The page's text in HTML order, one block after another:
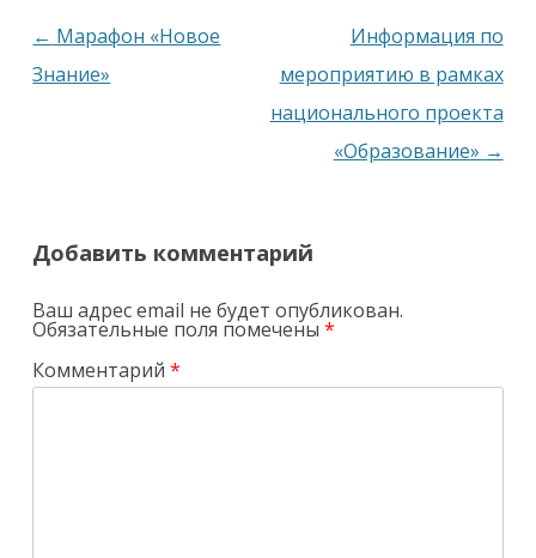
Навигация
по
← Марафон «Новое
Знание»
Информация по
мероприятию в рамках
национального проекта
«Образование» →
Добавить комментарий
Ваш адрес email не будет опубликован.
Обязательные поля помечены*
Комментарий*